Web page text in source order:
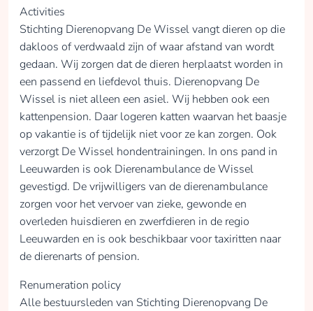
Activities
Stichting Dierenopvang De Wissel vangt dieren op die
dakloos of verdwaald zijn of waar afstand van wordt
gedaan. Wij zorgen dat de dieren herplaatst worden in
een passend en liefdevol thuis. Dierenopvang De
Wissel is niet alleen een asiel. Wij hebben ook een
kattenpension. Daar logeren katten waarvan het baasje
op vakantie is of tijdelijk niet voor ze kan zorgen. Ook
verzorgt De Wissel hondentrainingen. In ons pand in
Leeuwarden is ook Dierenambulance de Wissel
gevestigd. De vrijwilligers van de dierenambulance
zorgen voor het vervoer van zieke, gewonde en
overleden huisdieren en zwerfdieren in de regio
Leeuwarden en is ook beschikbaar voor taxiritten naar
de dierenarts of pension.
Renumeration policy
Alle bestuursleden van Stichting Dierenopvang De